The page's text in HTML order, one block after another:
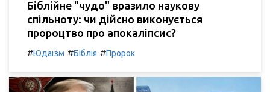
Біблійне "чудо" вразило наукову
спільноту: чи дійсно виконується
пророцтво про апокаліпсис?
#Юдаїзм #Біблія #Пророк